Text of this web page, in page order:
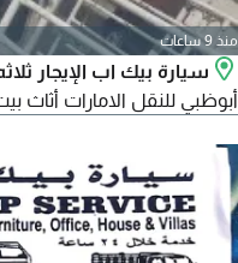
منذ 9 ساعات
سيارة بيك اب الإيجار
أبوظبي للنقل الامارات أثاث